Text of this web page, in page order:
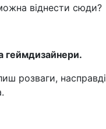
віднести сюди?
геймдизайнери.
розваги, насправді